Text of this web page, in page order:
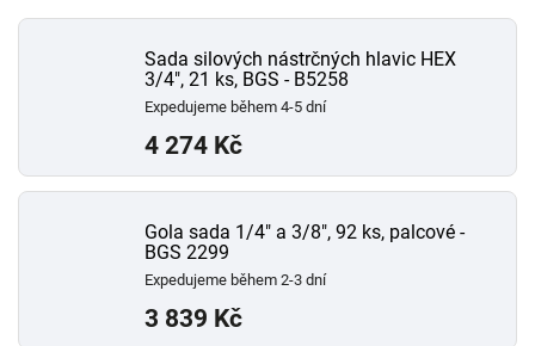
Sada silových nástrčných hlavic HEX
3/4", 21 ks, BGS - B5258
Expedujeme během 4-5 dní
4 274 Kč
Gola sada 1/4" a 3/8", 92 ks, palcové -
BGS 2299
Expedujeme během 2-3 dní
3 839 Kč